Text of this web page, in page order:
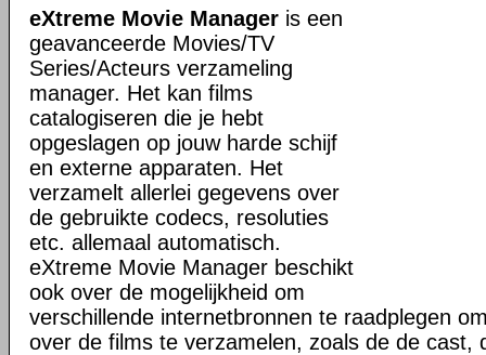
eXtreme Movie Manager is een
geavanceerde Movies/TV
Series/Acteurs verzameling
manager. Het kan films
catalogiseren die je hebt
opgeslagen op jouw harde schijf
en externe apparaten. Het
verzamelt allerlei gegevens over
de gebruikte codecs, resoluties
etc. allemaal automatisch.
eXtreme Movie Manager beschikt
ook over de mogelijkheid om
verschillende internetbronnen te raadplegen
over de films te verzamelen, zoals de de cast,